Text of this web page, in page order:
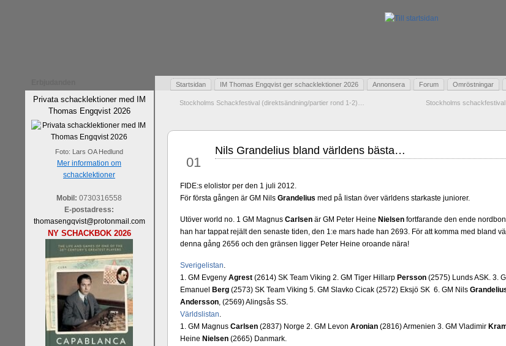
Privata schacklektioner med IM
Thomas Engqvist 2026
Foto: Lars OA Hedlund
Mer information om
schacklektioner
Mobil: 0730316558
E-postadress:
thomasengqvist@protonmail.com
NY SCHACKBOK 2026
Startsidan IM Thomas Engqvist ger schacklektioner 2026 Annonsera Forum Omröstningar
Stockholms Schackfestival (direktsändning/partier rond 1-2)… Stockholms
01
Nils Grandelius bland världens bästa…
FIDE:s elolistor per den 1 juli 2012.
För första gången är GM Nils Grandelius med på listan över världens starkaste juniorer.
Utöver world no. 1 GM Magnus Carlsenär GM Peter Heine Nielsenfortfarande den ende
han har tappat rejält den senaste tiden, den 1:e mars hade han 2693. För att komma med bland
denna gång 2656 och den gränsen ligger Peter Heine oroande nära!
Sverigelistan.
1. GM Evgeny Agrest(2614) SK Team Viking 2. GM Tiger Hillarp Persson(2575) Lunds ASK. 3.
Emanuel
Berg(2573) SK Team Viking 5. GM Slavko Cicak (2572) Eksjö SK 6. GM Nils
Andersson, (2569) Alingsås SS.
Världslistan.
1. GM Magnus Carlsen(2837) Norge 2. GM Levon Aronian(2816) Armenien 3. GM Vladimir
Heine Nielsen(2665) Danmark.